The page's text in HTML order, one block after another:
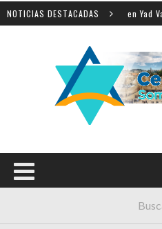
NOTICIAS DESTACADAS
enseñanza de la Shoá en Yad Vashem